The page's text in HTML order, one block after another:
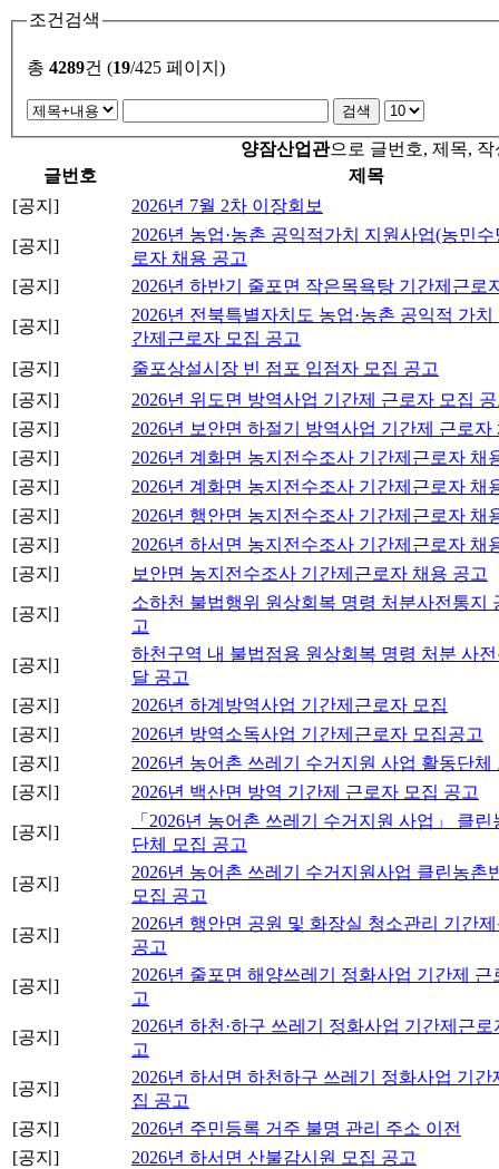
조건검색
총 4289건 (19/425 페이지)
양잠산업관으로 글번호, 제목,
글번호
제목
[공지]
2026년 7월 2차 이장회보
[공지]
2026년 농업·농촌 공익적가치 지원사업(농민
로자 채용 공고
[공지]
2026년 하반기 줄포면 작은목욕탕 기간제근로
[공지]
2026년 전북특별자치도 농업·농촌 공익적 가
간제근로자 모집 공고
[공지]
줄포상설시장 빈 점포 입점자 모집 공고
[공지]
2026년 위도면 방역사업 기간제 근로자 모집
[공지]
2026년 보안면 하절기 방역사업 기간제 근로자
[공지]
2026년 계화면 농지전수조사 기간제근로자 채
[공지]
2026년 계화면 농지전수조사 기간제근로자 채
[공지]
2026년 행안면 농지전수조사 기간제근로자 채
[공지]
2026년 하서면 농지전수조사 기간제근로자 채
[공지]
보안면 농지전수조사 기간제근로자 채용 공고
[공지]
소하천 불법행위 원상회복 명령 처분사전통지
고
[공지]
하천구역 내 불법점용 원상회복 명령 처분 사
달 공고
[공지]
2026년 하계방역사업 기간제근로자 모집
[공지]
2026년 방역소독사업 기간제근로자 모집공고
[공지]
2026년 농어촌 쓰레기 수거지원 사업 활동단체
[공지]
2026년 백산면 방역 기간제 근로자 모집 공고
[공지]
「2026년 농어촌 쓰레기 수거지원 사업」 클
단체 모집 공고
[공지]
2026년 농어촌 쓰레기 수거지원사업 클린농촌
모집 공고
[공지]
2026년 행안면 공원 및 화장실 청소관리 기간
공고
[공지]
2026년 줄포면 해양쓰레기 정화사업 기간제 근
고
[공지]
2026년 하천·하구 쓰레기 정화사업 기간제근
고
[공지]
2026년 하서면 하천하구 쓰레기 정화사업 기간
집 공고
[공지]
2026년 주민등록 거주 불명 관리 주소 이전
[공지]
2026년 하서면 산불감시원 모집 공고